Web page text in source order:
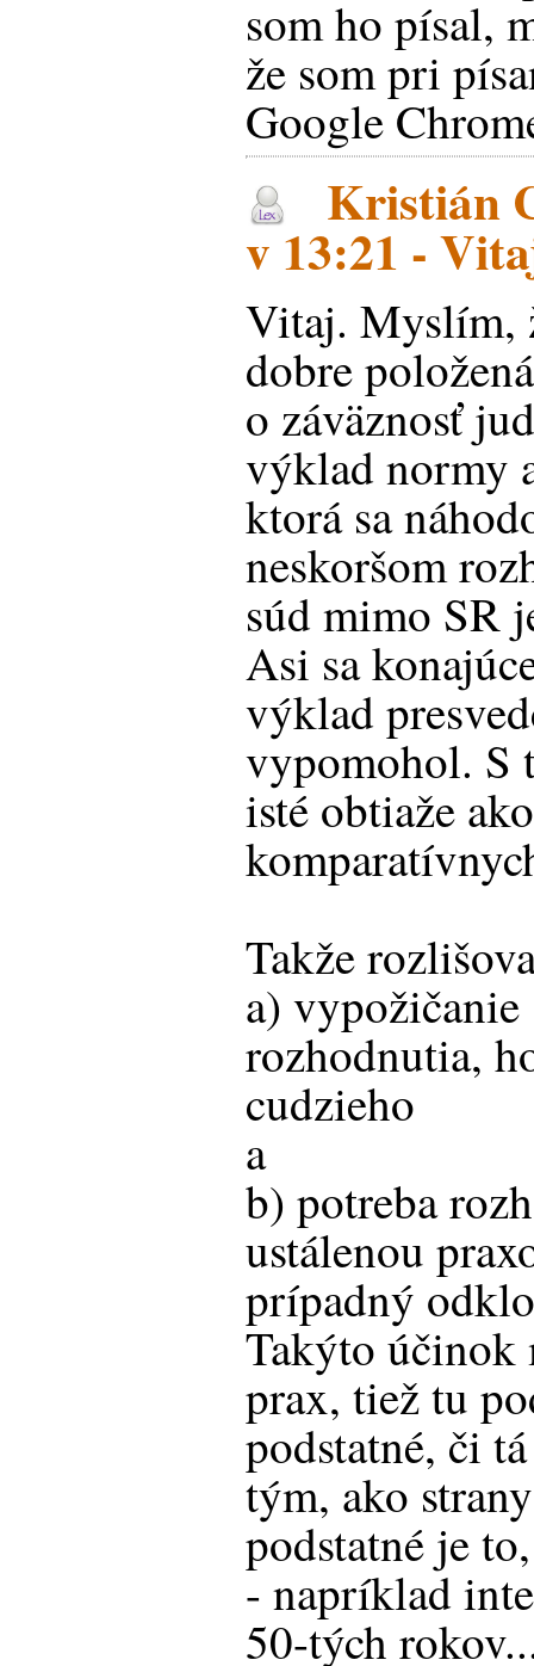
som ho písal,
že som pri
Google
Kristián
v 13:21 -
Vitaj. Myslím,
dobre
o záväznosť
výklad normy
ktorá sa
neskoršom
súd mimo SR
Asi sa
výklad
vypomohol. S
isté obtiaže
Takže
a)
rozhodnutia,
cudzieho
a
b) potreba
ustálenou
prípadný
Takýto účinok
prax, tiež tu
podstatné, či
tým, ako
podstatné je
- napríklad
50-tých